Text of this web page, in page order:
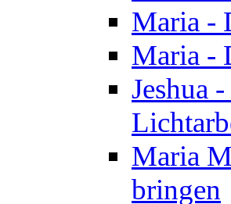
Maria -
Maria -
Jeshua
Maria
bringen